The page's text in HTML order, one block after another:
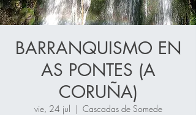
BARRANQUISMO EN
AS PONTES (A
CORUÑA)
vie, 24 jul
  |
Cascadas de Somede